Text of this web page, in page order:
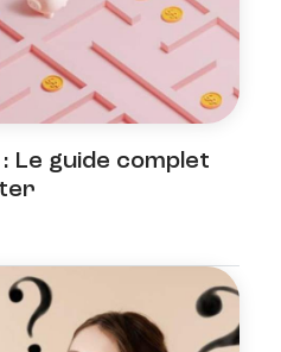
Le guide complet